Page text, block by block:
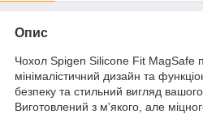
Опис
Чохол Spigen Silicone Fit MagSafe
мінімалістичний дизайн та
безпеку та стильний вигляд
Виготовлений з м'якого, але